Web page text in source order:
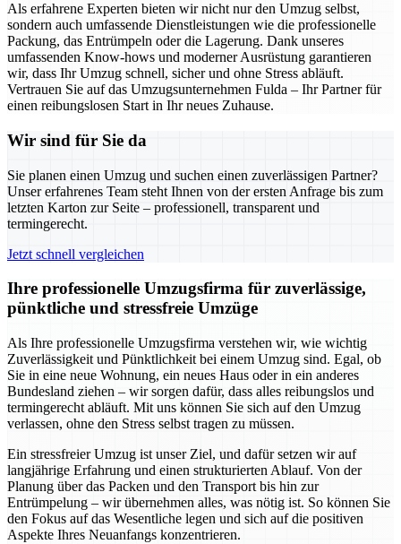
Als erfahrene Experten bieten wir nicht nur den Umzug selbst,
sondern auch umfassende Dienstleistungen wie die professionelle
Packung, das Entrümpeln oder die Lagerung. Dank unseres
umfassenden Know-hows und moderner Ausrüstung garantieren
wir, dass Ihr Umzug schnell, sicher und ohne Stress abläuft.
Vertrauen Sie auf das Umzugsunternehmen Fulda – Ihr Partner für
einen reibungslosen Start in Ihr neues Zuhause.
Wir sind für Sie da
Sie planen einen Umzug und suchen einen zuverlässigen Partner?
Unser erfahrenes Team steht Ihnen von der ersten Anfrage bis zum
letzten Karton zur Seite – professionell, transparent und
termingerecht.
Jetzt schnell vergleichen
Ihre professionelle Umzugsfirma für zuverlässige,
pünktliche und stressfreie Umzüge
Als Ihre professionelle Umzugsfirma verstehen wir, wie wichtig
Zuverlässigkeit und Pünktlichkeit bei einem Umzug sind. Egal, ob
Sie in eine neue Wohnung, ein neues Haus oder in ein anderes
Bundesland ziehen – wir sorgen dafür, dass alles reibungslos und
termingerecht abläuft. Mit uns können Sie sich auf den Umzug
verlassen, ohne den Stress selbst tragen zu müssen.
Ein stressfreier Umzug ist unser Ziel, und dafür setzen wir auf
langjährige Erfahrung und einen strukturierten Ablauf. Von der
Planung über das Packen und den Transport bis hin zur
Entrümpelung – wir übernehmen alles, was nötig ist. So können Sie
den Fokus auf das Wesentliche legen und sich auf die positiven
Aspekte Ihres Neuanfangs konzentrieren.